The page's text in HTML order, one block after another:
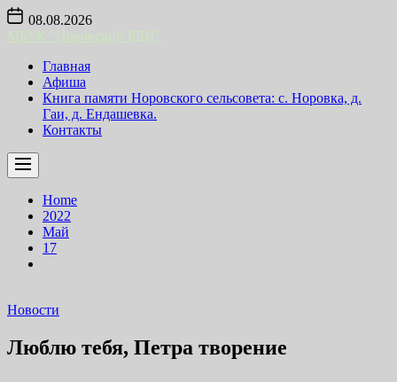
Skip
content
08.08.2026
Главная
Афиша
Книга памяти Норовского сельсовета: с. Норовка, д.
Гаи, д. Ендашевка.
Контакты
Home
2022
Май
17
Новости
Люблю тебя, Петра творение